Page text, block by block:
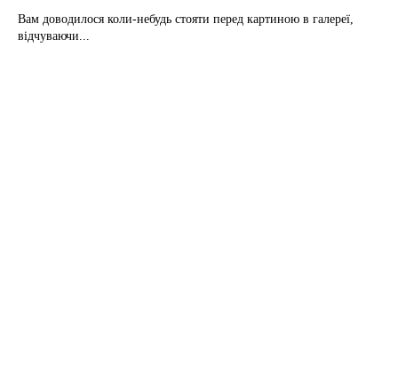
Вам доводилося коли-небудь стояти перед картиною в галереї,
відчуваючи...